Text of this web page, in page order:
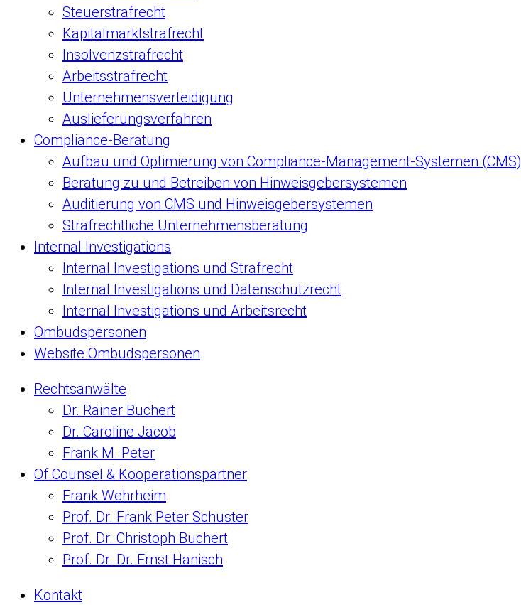
Steuerstrafrecht
Kapitalmarktstrafrecht
Insolvenzstrafrecht
Arbeitsstrafrecht
Unternehmensverteidigung
Auslieferungsverfahren
Compliance-Beratung
Aufbau und Optimierung von Compliance-Management-Systemen (CMS)
Beratung zu und Betreiben von Hinweisgebersystemen
Auditierung von CMS und Hinweisgebersystemen
Strafrechtliche Unternehmensberatung
Internal Investigations
Internal Investigations und Strafrecht
Internal Investigations und Datenschutzrecht
Internal Investigations und Arbeitsrecht
Ombudspersonen
Website Ombudspersonen
Rechtsanwälte
Dr. Rainer Buchert
Dr. Caroline Jacob
Frank M. Peter
Of Counsel & Kooperationspartner
Frank Wehrheim
Prof. Dr. Frank Peter Schuster
Prof. Dr. Christoph Buchert
Prof. Dr. Dr. Ernst Hanisch
Kontakt